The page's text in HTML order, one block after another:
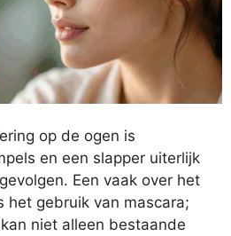
op de ogen is
en een slapper uiterlijk
Een vaak over het
het gebruik van mascara;
niet alleen bestaande